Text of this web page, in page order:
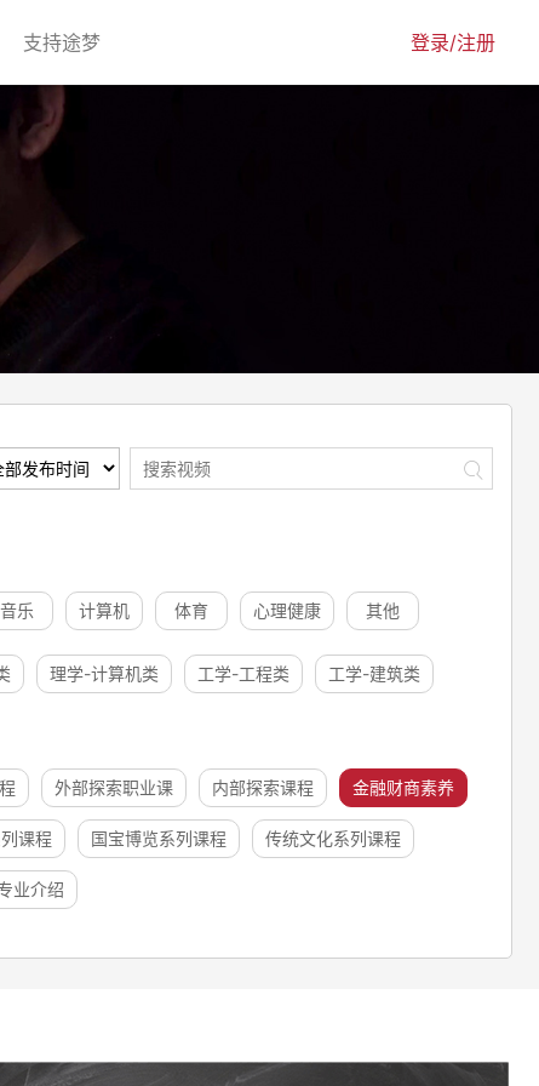
支持途梦(current) 登录/注册
音乐 计算机 体育 心理健康 其他
理学-计算机类 工学-工程类 工学-建筑类
外部探索职业课 内部探索课程 金融财商素养
课程 国宝博览系列课程 传统文化系列课程
业介绍